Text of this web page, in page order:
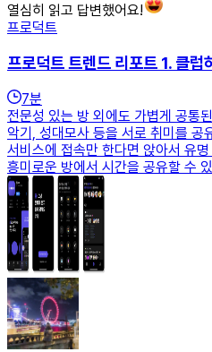
열심히 읽고 답변했어요!
프로덕트
프로덕트 트렌드 리포트 1. 클
7분
전문성 있는 방 외에도 가볍게 공통
악기, 성대모사 등을 서로 취미를 공
서비스에 접속만 한다면 앉아서 유
흥미로운 방에서 시간을 공유할 수